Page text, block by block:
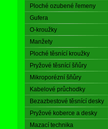
Ploché ozubené řemeny
Gufera
O-kroužky
Manžety
Ploché těsnící kroužky
Pryžové těsnící šňůry
Mikroporézní šňůry
Kabelové průchodky
Bezazbestové těsnící desky
Pryžové koberce a desky
Mazací technika